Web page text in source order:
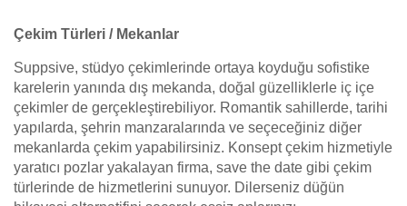
Çekim Türleri / Mekanlar
Suppsive, stüdyo çekimlerinde ortaya koyduğu sofistike
karelerin yanında dış mekanda, doğal güzelliklerle iç içe
çekimler de gerçekleştirebiliyor. Romantik sahillerde, tarihi
yapılarda, şehrin manzaralarında ve seçeceğiniz diğer
mekanlarda çekim yapabilirsiniz. Konsept çekim hizmetiyle
yaratıcı pozlar yakalayan firma, save the date gibi çekim
türlerinde de hizmetlerini sunuyor. Dilerseniz düğün